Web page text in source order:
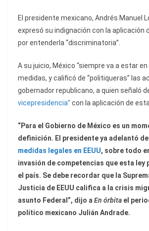
El presidente mexicano, Andrés Manuel
expresó su indignación con la aplicación
por entenderla “discriminatoria”.
A su juicio, México “siempre va a estar
medidas, y calificó de “politiqueras” las
gobernador republicano, a quien señaló
vicepresidencia” con la aplicación de
“Para el Gobierno de México es un
definición. El presidente ya adelantó de
medidas legales en EEUU, sobre todo
invasión de competencias que esta ley
el país. Se debe recordar que la
Justicia de EEUU califica a la crisis
asunto Federal”, dijo aEn órbita el
político mexicano Julián Andrade.